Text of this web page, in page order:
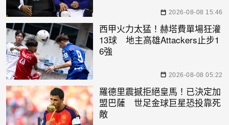
2026-08-08 15:46
西甲火力太猛！赫塔費單場狂灌
13球 地主高雄Attackers止步1
6強
2026-08-08 05:22
羅德里震撼拒絕皇馬！已決定加
盟巴薩 世足金球巨星恐投靠死
敵